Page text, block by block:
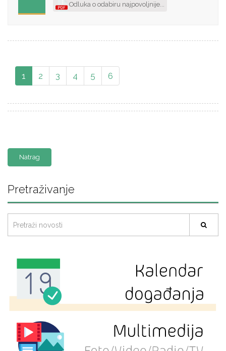
Odluka o odabiru najpovoljnije...
1 2 3 4 5 6
Natrag
Pretraživanje